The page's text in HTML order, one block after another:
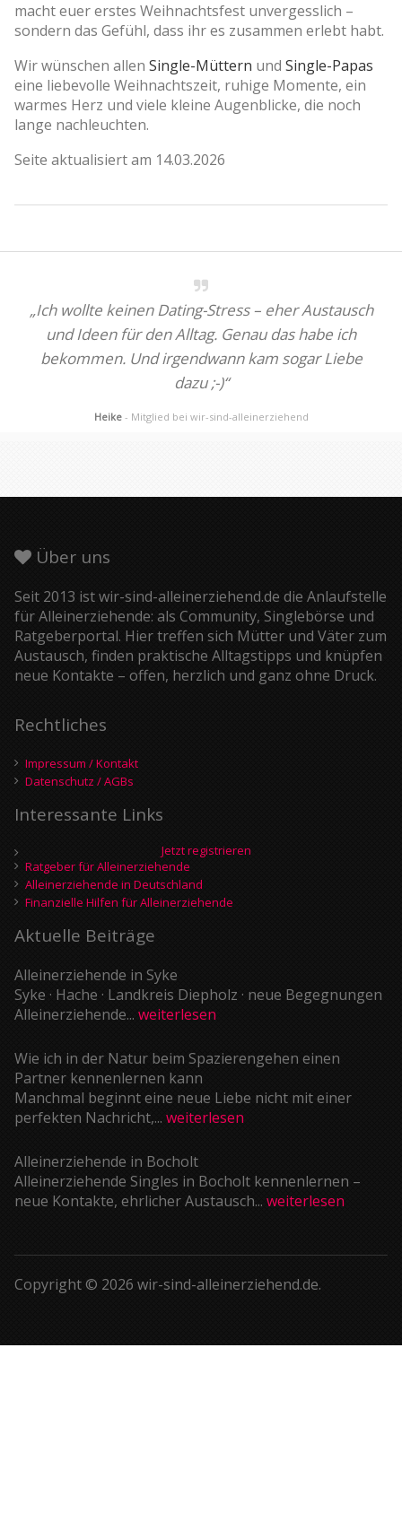
macht euer erstes Weihnachtsfest unvergesslich –
sondern das Gefühl, dass ihr es zusammen erlebt habt.
Wir wünschen allen Single-Müttern und Single-Papas
eine liebevolle Weihnachtszeit, ruhige Momente, ein
warmes Herz und viele kleine Augenblicke, die noch
lange nachleuchten.
Seite aktualisiert am 14.03.2026
„Ich wollte keinen Dating-Stress – eher Austausch
und Ideen für den Alltag. Genau das habe ich
bekommen. Und irgendwann kam sogar Liebe
dazu ;-)“
Heike - Mitglied bei wir-sind-alleinerziehend
Über uns
Seit 2013 ist wir-sind-alleinerziehend.de die Anlaufstelle
für Alleinerziehende: als Community, Singlebörse und
Ratgeberportal. Hier treffen sich Mütter und Väter zum
Austausch, finden praktische Alltagstipps und knüpfen
neue Kontakte – offen, herzlich und ganz ohne Druck.
Rechtliches
Impressum / Kontakt
Datenschutz / AGBs
Interessante Links
Jetzt registrieren
Ratgeber für Alleinerziehende
Alleinerziehende in Deutschland
Finanzielle Hilfen für Alleinerziehende
Aktuelle Beiträge
Alleinerziehende in Syke
Syke · Hache · Landkreis Diepholz · neue Begegnungen
Alleinerziehende... weiterlesen
Wie ich in der Natur beim Spazierengehen einen
Partner kennenlernen kann
Manchmal beginnt eine neue Liebe nicht mit einer
perfekten Nachricht,... weiterlesen
Alleinerziehende in Bocholt
Alleinerziehende Singles in Bocholt kennenlernen –
neue Kontakte, ehrlicher Austausch... weiterlesen
Copyright © 2026 wir-sind-alleinerziehend.de.